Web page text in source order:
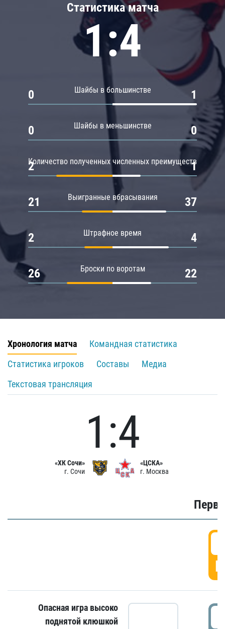
Статистика матча
1:4
Шайбы в большинстве
0 1
Шайбы в меньшинстве
0 0
Количество полученных численных преимуществ
2 1
Выигранные вбрасывания
21 37
Штрафное время
2 4
Броски по воротам
26 22
Хронология матча
Командная статистика
Статистика игроков
Составы
Медиа
Текстовая трансляция
«ХК Сочи»
г. Сочи
1:4
«ЦСКА»
г. Москва
Опасная игра высоко
поднятой клюшкой